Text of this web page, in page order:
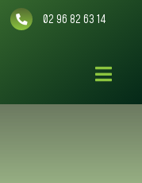
02 96 82 63 14